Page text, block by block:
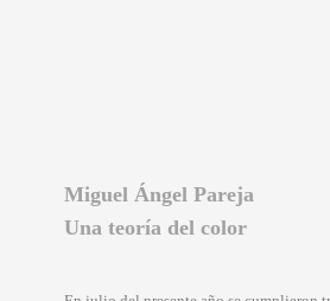
Miguel Ángel Pareja
Una teoría del color